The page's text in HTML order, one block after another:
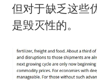
但对于缺乏这些
是毁灭性的。